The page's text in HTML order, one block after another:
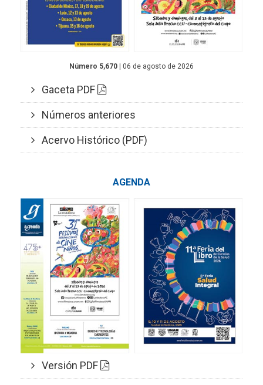
Número 5,670 | 06 de agosto de 2026
Gaceta PDF
Números anteriores
Acervo Histórico (PDF)
AGENDA
Versión PDF